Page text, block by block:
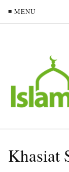
≡ MENU
Khasiat